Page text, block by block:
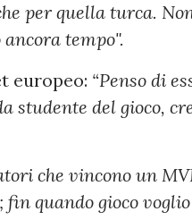
per quella turca.
tempo".
europeo: “Penso di
studente del gioco,
che vincono un
quando gioco